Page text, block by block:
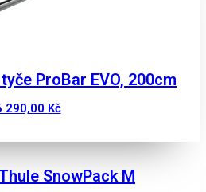
ProBar EVO, 200cm
290,00 Kč
SnowPack M